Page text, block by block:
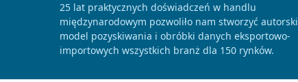
25 lat praktycznych doświadczeń w handlu
międzynarodowym pozwoliło nam stworzyć autorski
model pozyskiwania i obróbki danych eksportowo-
importowych wszystkich branż dla 150 rynków.